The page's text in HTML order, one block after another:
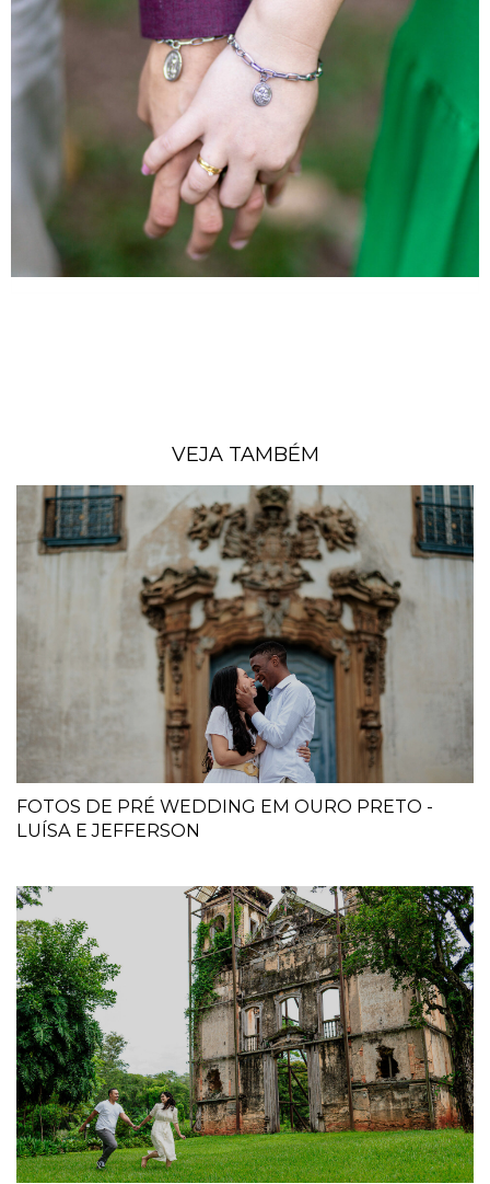
VEJA TAMBÉM
FOTOS DE PRÉ WEDDING EM OURO PRETO -
LUÍSA E JEFFERSON